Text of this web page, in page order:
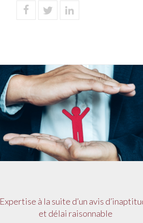
Expertise à la suite d’un avis
et délai raisonnable